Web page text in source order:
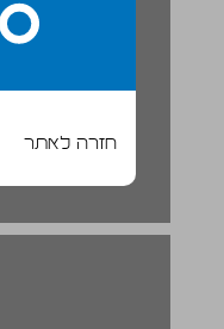
חזרה לאתר